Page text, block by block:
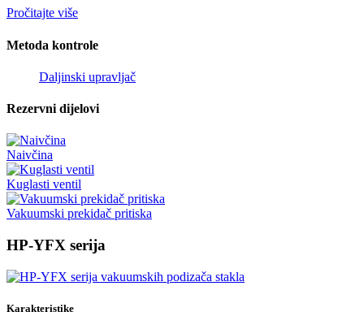
Pročitajte više
Metoda kontrole
Daljinski upravljač
Rezervni dijelovi
Naivčina
Kuglasti ventil
Vakuumski prekidač pritiska
HP-YFX serija
Karakteristike